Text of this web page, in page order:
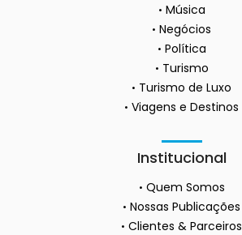
Música
Negócios
Política
Turismo
Turismo de Luxo
Viagens e Destinos
Institucional
Quem Somos
Nossas Publicações
Clientes & Parceiros